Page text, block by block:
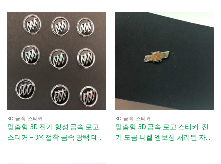
3D 금속 스티커
맞춤형 3D 전기 형성 금속 로고
스티커 – 3M 접착 금속 광택 데칼
3D 금속 스티커
맞춤형 3D 금속 로고 스티커: 전
기 도금 니켈 엠보싱 처리된 자동